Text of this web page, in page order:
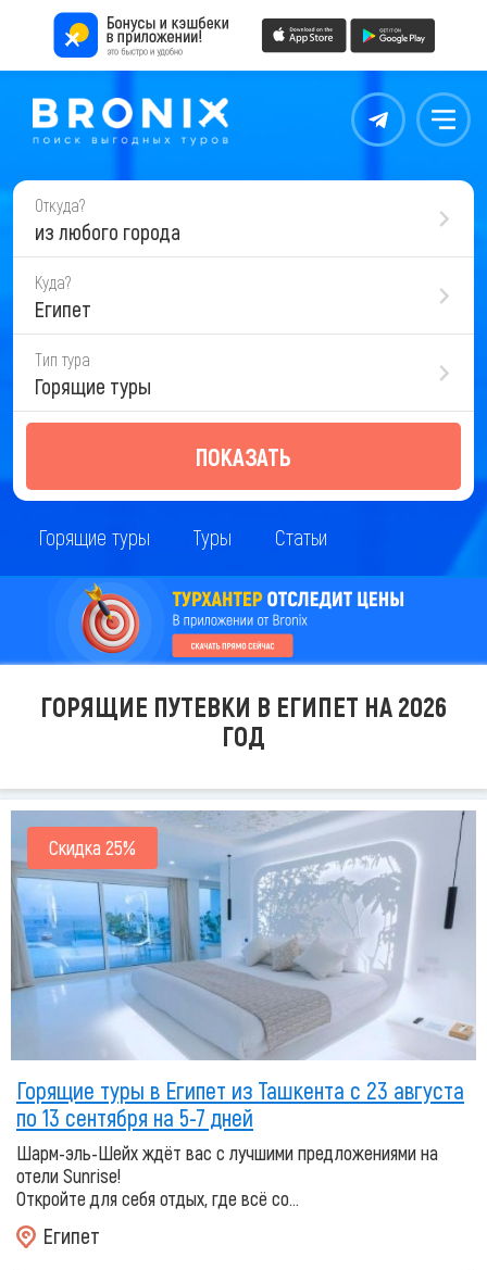
Контакты Меню
Откуда?
из любого города
Куда?
Египет
Тип тура
Горящие туры
ПОКАЗАТЬ
Горящие туры Туры Статьи
ГОРЯЩИЕ ПУТЕВКИ В ЕГИПЕТ НА 2026
ГОД
Скидка 25%
Горящие туры в Египет из Ташкента с 23 августа
по 13 сентября на 5-7 дней
Шарм-эль-Шейх ждёт вас с лучшими предложениями на
отели Sunrise!
Откройте для себя отдых, где всё со...
Египет